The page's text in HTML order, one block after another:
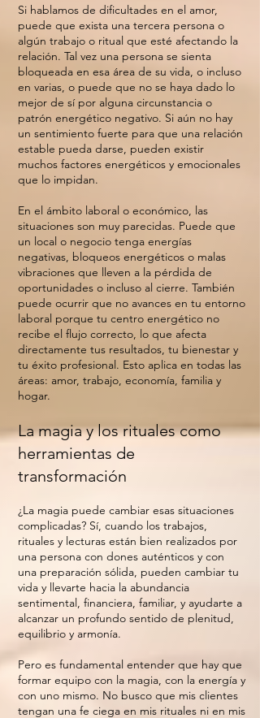
Si hablamos de dificultades en el amor,
puede que exista una tercera persona o
algún trabajo o ritual que esté afectando la
relación. Tal vez una persona se sienta
bloqueada en esa área de su vida, o incluso
en varias, o puede que no se haya dado lo
mejor de sí por alguna circunstancia o
patrón energético negativo. Si aún no hay
un sentimiento fuerte para que una relación
estable pueda darse, pueden existir
muchos factores energéticos y emocionales
que lo impidan.
En el ámbito laboral o económico, las
situaciones son muy parecidas. Puede que
un local o negocio tenga energías
negativas, bloqueos energéticos o malas
vibraciones que lleven a la pérdida de
oportunidades o incluso al cierre. También
puede ocurrir que no avances en tu entorno
laboral porque tu centro energético no
recibe el flujo correcto, lo que afecta
directamente tus resultados, tu bienestar y
tu éxito profesional. Esto aplica en todas las
áreas: amor, trabajo, economía, familia y
hogar.
La magia y los rituales como
herramientas de
transformación
¿La magia puede cambiar esas situaciones
complicadas? Sí, cuando los trabajos,
rituales y lecturas están bien realizados por
una persona con dones auténticos y con
una preparación sólida, pueden cambiar tu
vida y llevarte hacia la abundancia
sentimental, financiera, familiar, y ayudarte a
alcanzar un profundo sentido de plenitud,
equilibrio y armonía.
Pero es fundamental entender que hay que
formar equipo con la magia, con la energía y
con uno mismo. No busco que mis clientes
tengan una fe ciega en mis rituales ni en mis